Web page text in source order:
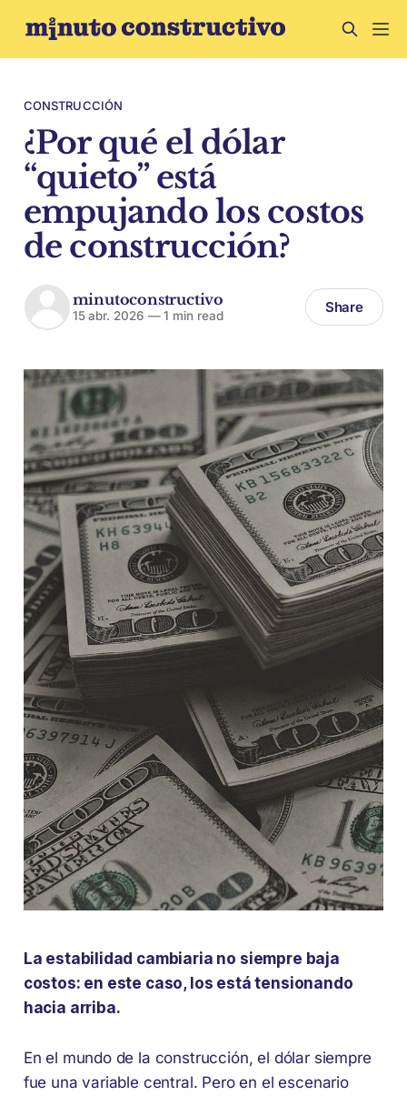
CONSTRUCCIÓN
¿Por qué el dólar
“quieto” está
empujando los costos
de construcción?
minutoconstructivo
15 abr. 2026 —1 min read Share
La estabilidad cambiaria no siempre baja
costos: en este caso, los está tensionando
hacia arriba.
En el mundo de la construcción, el dólar siempre
fue una variable central. Pero en el escenario